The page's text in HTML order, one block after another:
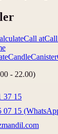
Call at
CandleCanister
- 22.00)
37 15
07 15